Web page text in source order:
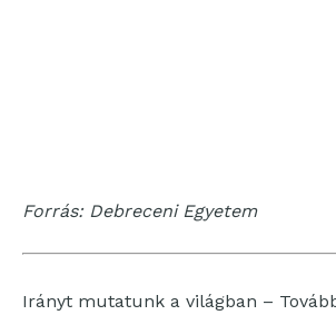
Forrás: Debreceni Egyetem
Irányt mutatunk a világban –